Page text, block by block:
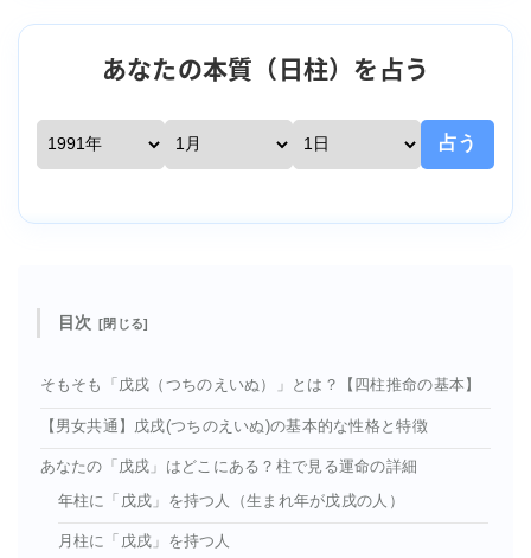
あなたの本質（日柱）を占う
占う
目次
そもそも「戊戌（つちのえいぬ）」とは？【四柱推命の基本】
【男女共通】戊戌(つちのえいぬ)の基本的な性格と特徴
あなたの「戊戌」はどこにある？柱で見る運命の詳細
年柱に「戊戌」を持つ人（生まれ年が戊戌の人）
月柱に「戊戌」を持つ人